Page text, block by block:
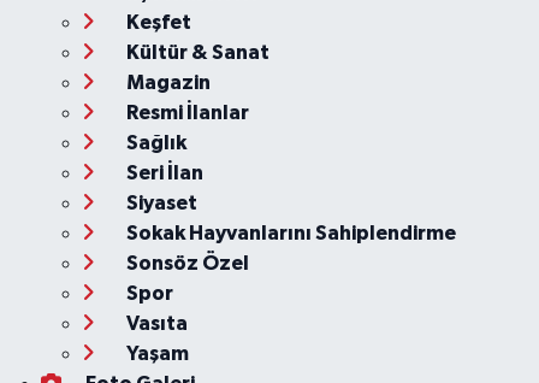
Keşfet
Kültür & Sanat
Magazin
Resmi İlanlar
Sağlık
Seri İlan
Siyaset
Sokak Hayvanlarını Sahiplendirme
Sonsöz Özel
Spor
Vasıta
Yaşam